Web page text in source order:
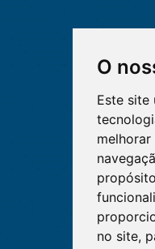
O
Este site
no site,